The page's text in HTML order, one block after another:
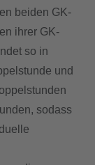
beiden GK-
ihrer GK-
so in
und
sodass